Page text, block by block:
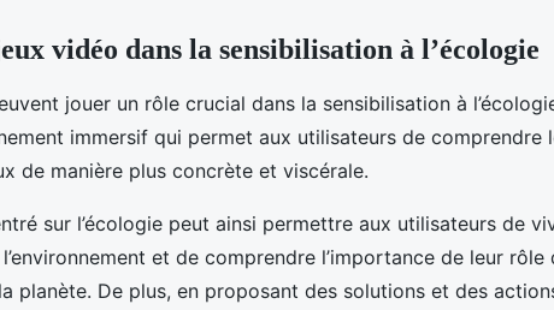
vidéo dans la sensibilisation à l’écologie
jouer un rôle crucial dans la sensibilisation à
immersif qui permet aux utilisateurs de comprendre
de manière plus concrète et viscérale.
sur l’écologie peut ainsi permettre aux utilisateurs de
et de comprendre l’importance de leur rôle
planète. De plus, en proposant des solutions et des